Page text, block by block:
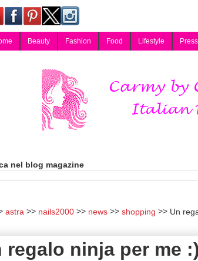
Beauty Fashion Food Lifestyle
nel blog magazine
astra nails2000 news shopping Un
regalo ninja per me :)